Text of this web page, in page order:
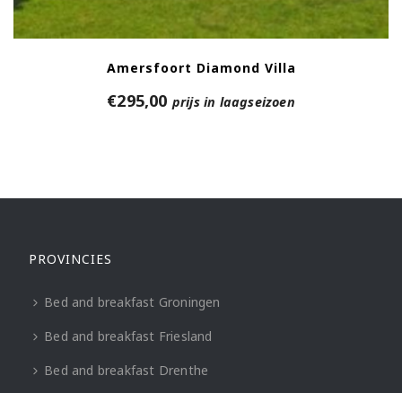
Amersfoort Diamond Villa
€295,00 prijs in laagseizoen
PROVINCIES
Bed and breakfast Groningen
Bed and breakfast Friesland
Bed and breakfast Drenthe